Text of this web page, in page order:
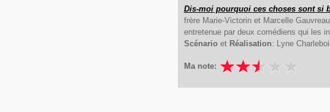
Dis-moi pourquoi ces choses sont si
frère Marie-Victorin et Marcelle
entretenue par deux comédiens qui les
Scénarioet Réalisation: Lyne
Ma note: